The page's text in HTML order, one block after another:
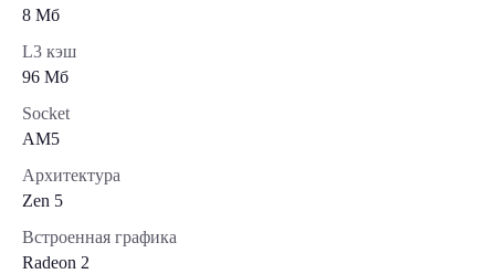
8 Мб
L3 кэш
96 Мб
Socket
AM5
Архитектура
Zen 5
Встроенная графика
Radeon 2